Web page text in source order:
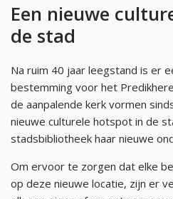
Een nieuwe
de stad
Na ruim 40 jaar leegstand is er
bestemming voor het
de aanpalende kerk vormen
nieuwe culturele hotspot in de
stadsbibliotheek haar nieuwe
Om ervoor te zorgen dat elke
op deze nieuwe locatie, zijn er